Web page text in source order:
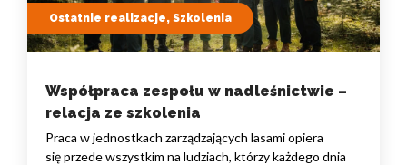
Ostatnie realizacje, Szkolenia
Współpraca zespołu w nadleśnictwie –
relacja ze szkolenia
Praca w jednostkach zarządzających lasami opiera
się przede wszystkim na ludziach, którzy każdego dnia